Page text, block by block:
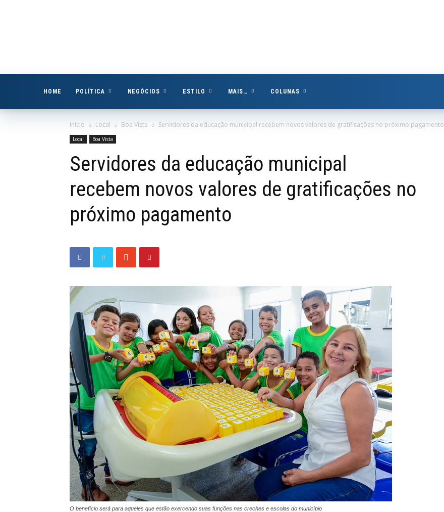
HOME POLÍTICA NEGÓCIOS ESTILO MAIS… COLUNAS
Início Local Boa Vista Servidores da educação municipal recebem novos valores de gratificações no próximo pagamento
Local Boa Vista
Servidores da educação municipal
recebem novos valores de gratificações no
próximo pagamento
O benefício será para aqueles que estão exercendo suas funções nas creches e escolas do município